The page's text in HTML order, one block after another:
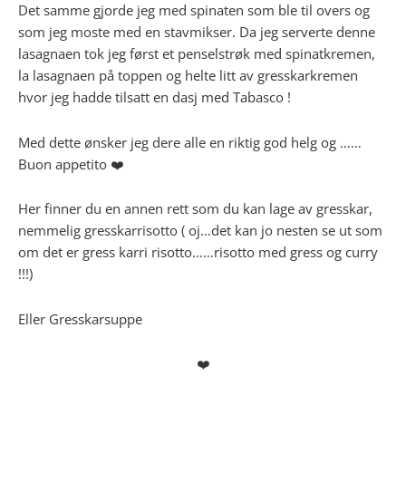
Det samme gjorde jeg med spinaten som ble til overs og
som jeg moste med en stavmikser. Da jeg serverte denne
lasagnaen tok jeg først et penselstrøk med spinatkremen,
la lasagnaen på toppen og helte litt av gresskarkremen
hvor jeg hadde tilsatt en dasj med Tabasco !
Med dette ønsker jeg dere alle en riktig god helg og ……
Buon appetito ❤️
Her finner du en annen rett som du kan lage av gresskar,
nemmelig gresskarrisotto ( oj…det kan jo nesten se ut som
om det er gress karri risotto……risotto med gress og curry
!!!)
Eller Gresskarsuppe
❤️